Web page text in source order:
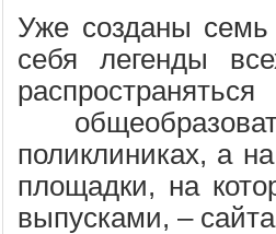
Уже созданы
себя легенды
поликлиниках, а
площадки, на
выпусками, –